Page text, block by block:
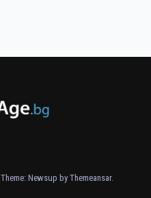
Theme: Newsup by Themeansar.